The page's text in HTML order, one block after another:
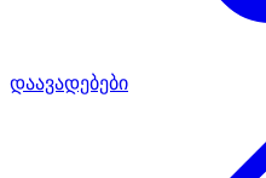
დაავადებები